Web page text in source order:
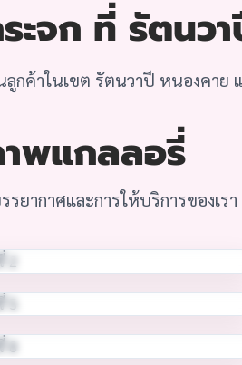
ะจก ที่ รัตนว
ลูกค้าในเขต รัตนวาปี หนองคาย
พแกลลอรี่
ยากาศและการให้บริการของเรา